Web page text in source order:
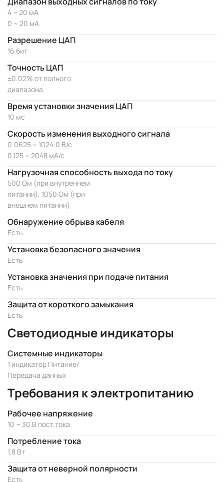
4 ~ 20 мА
0 ~ 20 мА
Разрешение ЦАП
16 бит
Точность ЦАП
±0.02% от полного
диапазона
Время установки значения ЦАП
10 мс
Скорость изменения выходного сигнала
0.0625 ~ 1024.0 В/с
0.125 ~ 2048 мА/с
Нагрузочная способность выхода по току
500 Ом (при внутреннем
питании), 1050 Ом (при
внешнем питании)
Обнаружение обрыва кабеля
Есть
Установка безопасного значения
Есть
Установка значения при подаче питания
Есть
Защита от короткого замыкания
Есть
Светодиодные индикаторы
Системные индикаторы
1 индикатор Питание/
Передача данных
Требования к электропитанию
Рабочее напряжение
10 ~ 30 В пост.тока
Потребление тока
1.8 Вт
Защита от неверной полярности
Есть